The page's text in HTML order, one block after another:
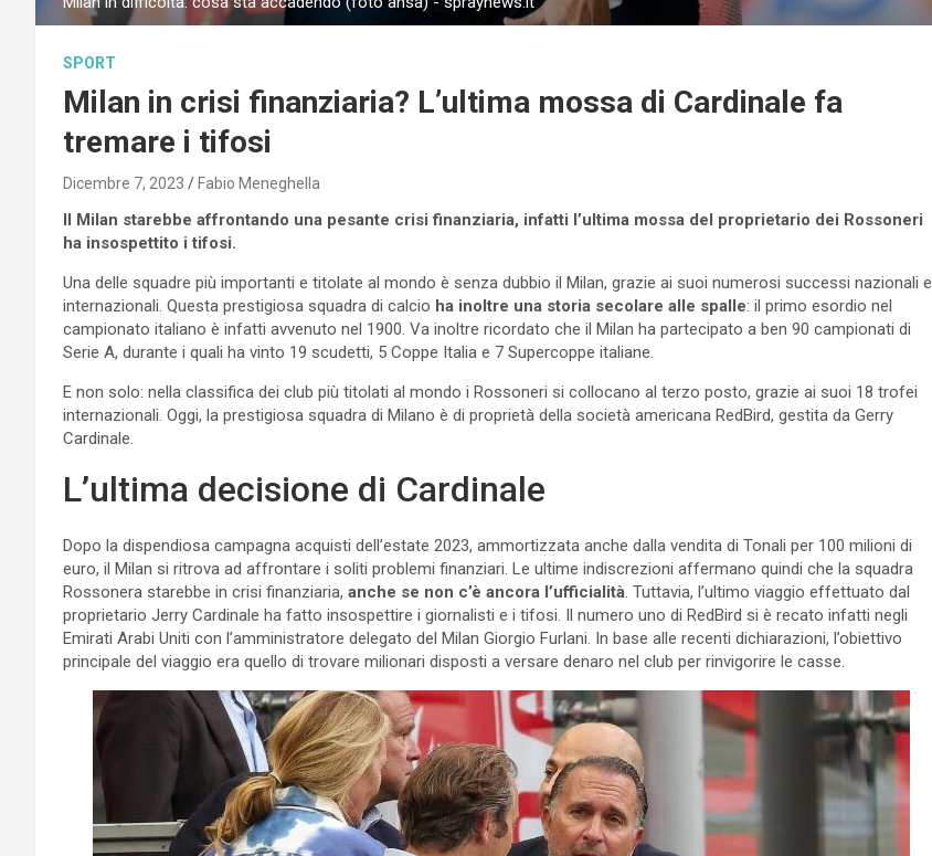
SPORT
Milan in crisi finanziaria? L’ultima mossa di Cardinale fa
tremare i tifosi
Dicembre 7, 2023 Fabio Meneghella
Il Milan starebbe affrontando una pesante crisi finanziaria, infatti l’ultima mossa del proprietario dei Rossoneri
ha insospettito i tifosi.
Una delle squadre più importanti e titolate al mondo è senza dubbio il Milan, grazie ai suoi numerosi successi nazionali e
internazionali. Questa prestigiosa squadra di calcio ha inoltre una storia secolare alle spalle: il primo esordio nel
campionato italiano è infatti avvenuto nel 1900. Va inoltre ricordato che il Milan ha partecipato a ben 90 campionati di
Serie A, durante i quali ha vinto 19 scudetti, 5 Coppe Italia e 7 Supercoppe italiane.
E non solo: nella classifica dei club più titolati al mondo i Rossoneri si collocano al terzo posto, grazie ai suoi 18 trofei
internazionali. Oggi, la prestigiosa squadra di Milano è di proprietà della società americana RedBird, gestita da Gerry
Cardinale.
L’ultima decisione di Cardinale
Dopo la dispendiosa campagna acquisti dell’estate 2023, ammortizzata anche dalla vendita di Tonali per 100 milioni di
euro, il Milan si ritrova ad affrontare i soliti problemi finanziari. Le ultime indiscrezioni affermano quindi che la squadra
Rossonera starebbe in crisi finanziaria, anche se non c’è ancora l’ufficialità . Tuttavia, l’ultimo viaggio effettuato dal
proprietario Jerry Cardinale ha fatto insospettire i giornalisti e i tifosi. Il numero uno di RedBird si è recato infatti negli
Emirati Arabi Uniti con l’amministratore delegato del Milan Giorgio Furlani. In base alle recenti dichiarazioni, l’obiettivo
principale del viaggio era quello di trovare milionari disposti a versare denaro nel club per rinvigorire le casse.